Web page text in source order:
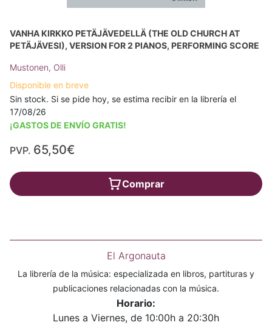
VANHA KIRKKO PETÄJÄVEDELLÄ (THE OLD CHURCH AT
PETÄJÄVESI), VERSION FOR 2 PIANOS, PERFORMING SCORE
Mustonen, Olli
Disponible en breve
Sin stock. Si se pide hoy, se estima recibir en la librería el
17/08/26
¡GASTOS DE ENVÍO GRATIS!
PVP. 65,50€
Comprar
El Argonauta
La librería de la música: especializada en libros, partituras y
publicaciones relacionadas con la música.
Horario:
Lunes a Viernes, de 10:00h a 20:30h